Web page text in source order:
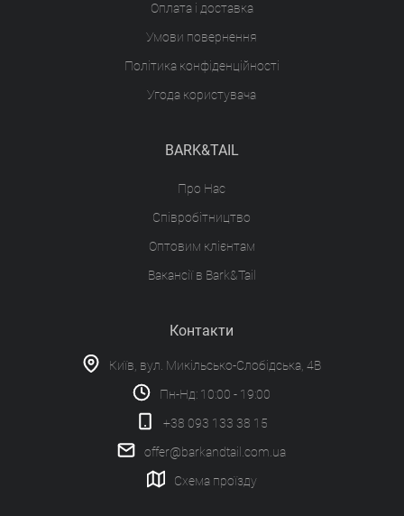
Оплата і доставка
Умови повернення
Політика конфіденційності
Угода користувача
BARK&TAIL
Про Нас
Співробітництво
Оптовим клієнтам
Вакансії в Bark&Tail
Контакти
Київ, вул. Микільсько-Слобідська, 4В
Пн-Нд: 10:00 - 19:00
+38 093 133 38 15
offer@barkandtail.com.ua
Схема проїзду